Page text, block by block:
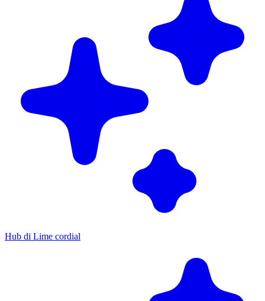
Hub di Lime cordial